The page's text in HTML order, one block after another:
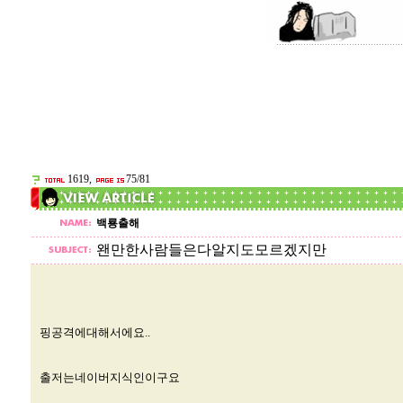
1619, 75/81
백룡출해
왠만한사람들은다알지도모르겠지만
핑공격에대해서에요..
출저는네이버지식인이구요